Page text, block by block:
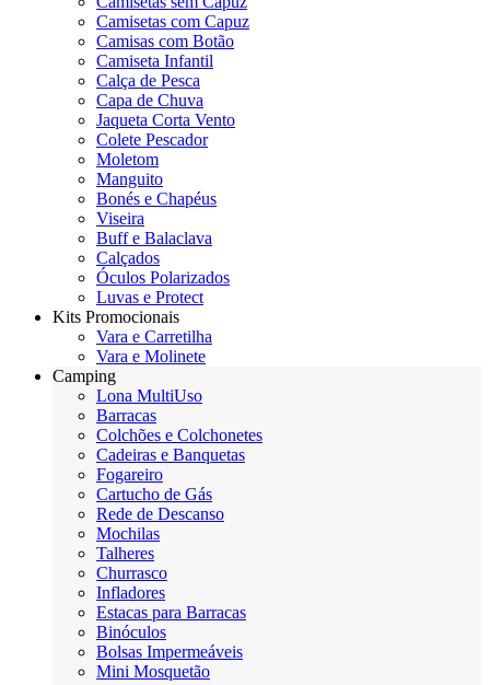
Camisetas com Capuz
Camisas com Botão
Camiseta Infantil
Calça de Pesca
Capa de Chuva
Jaqueta Corta Vento
Colete Pescador
Moletom
Manguito
Bonés e Chapéus
Viseira
Buff e Balaclava
Calçados
Óculos Polarizados
Luvas e Protect
Kits Promocionais
Vara e Carretilha
Vara e Molinete
Camping
Lona MultiUso
Barracas
Colchões e Colchonetes
Cadeiras e Banquetas
Fogareiro
Cartucho de Gás
Rede de Descanso
Mochilas
Talheres
Churrasco
Infladores
Estacas para Barracas
Binóculos
Bolsas Impermeáveis
Mini Mosquetão